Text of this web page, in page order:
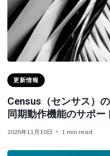
更新情報
Census（センサス）
同期動作機能のサポー
2025年11月10日 1 min read